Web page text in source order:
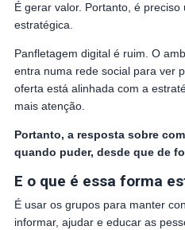
É gerar valor. Portanto, é
estratégica.
Panfletagem digital é ruim. O
entra numa rede social para ver
oferta está alinhada com a
mais atenção.
Portanto, a resposta sobre
quando puder, desde que de
E o que é essa forma
É usar os grupos para manter
informar, ajudar e educar as